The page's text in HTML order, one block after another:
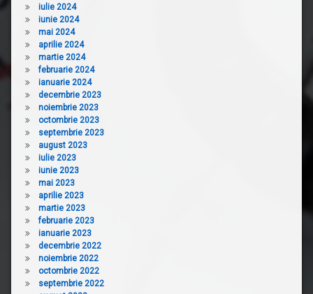
iulie 2024
iunie 2024
mai 2024
aprilie 2024
martie 2024
februarie 2024
ianuarie 2024
decembrie 2023
noiembrie 2023
octombrie 2023
septembrie 2023
august 2023
iulie 2023
iunie 2023
mai 2023
aprilie 2023
martie 2023
februarie 2023
ianuarie 2023
decembrie 2022
noiembrie 2022
octombrie 2022
septembrie 2022